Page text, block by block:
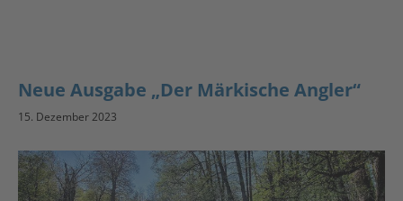
Neue Ausgabe „Der Märkische Angler“
15. Dezember 2023